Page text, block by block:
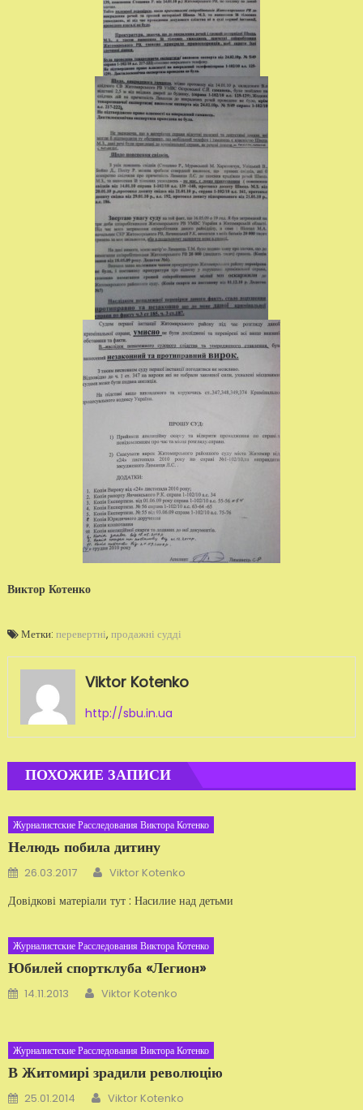
Виктор Котенко
Метки: перевертні, продажні судді
Viktor Kotenko
http://sbu.in.ua
ПОХОЖИЕ ЗАПИСИ
Журналистские Расследования Виктора Котенко
Нелюдь побила дитину
Добавлено
26.03.2017 Автор
Viktor Kotenko
Довідкові матеріали тут : Насилие над детьми
Журналистские Расследования Виктора Котенко
Юбилей спортклуба «Легион»
Добавлено
14.11.2013 Автор
Viktor Kotenko
Журналистские Расследования Виктора Котенко
В Житомирі зрадили революцію
Добавлено
25.01.2014 Автор
Viktor Kotenko